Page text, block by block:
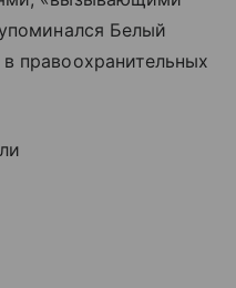
Белый
правоохранительных